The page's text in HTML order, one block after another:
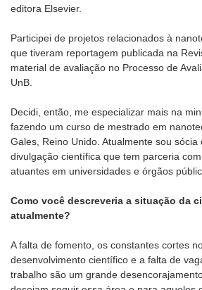
editora Elsevier.
Participei de projetos relacionados à
que tiveram reportagem publicada na
material de avaliação no Processo de
UnB.
Decidi, então, me especializar mais na
fazendo um curso de mestrado em
Gales, Reino Unido. Atualmente sou
divulgação científica que tem parceria
atuantes em universidades e órgãos
Como você descreveria a situação da
atualmente?
A falta de fomento, os constantes cortes
desenvolvimento científico e a falta de
trabalho são um grande